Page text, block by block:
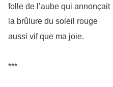
folle de l’aube qui annonçait
la brûlure du soleil rouge
aussi vif que ma joie.
***